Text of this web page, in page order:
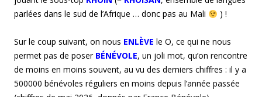
parlées dans le sud de l’Afrique … donc pas au Mali
) !
Sur le coup suivant, on nous ENLÈVE le O, ce qui ne nous
permet pas de poser BÉNÉVOLE, un joli mot, qu’on rencontre
de moins en moins souvent, au vu des derniers chiffres : il y a
500000 bénévoles réguliers en moins depuis l’année passée